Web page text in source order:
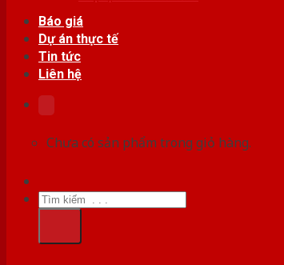
Báo giá
Dự án thực tế
Tin tức
Liên hệ
Chưa có sản phẩm trong giỏ hàng.
Tìm
kiếm: